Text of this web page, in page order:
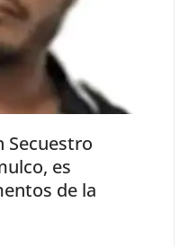
Secuestro
es
de la